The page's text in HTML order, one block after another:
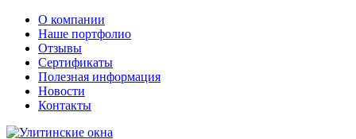
О компании
Наше портфолио
Отзывы
Сертификаты
Полезная информация
Новости
Контакты